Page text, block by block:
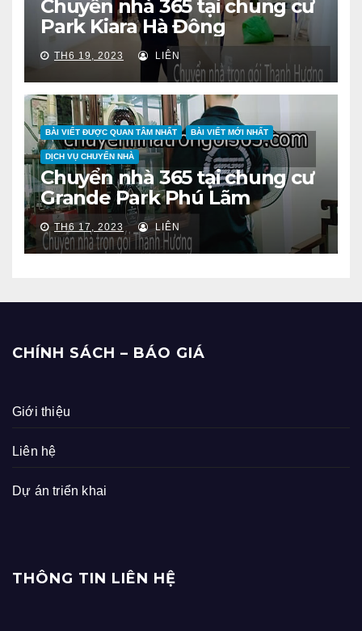
Chuyển nhà 365 tại chung cư
Park Kiara Hà Đông
TH6 19, 2023 LIÊN
BÀI VIẾT ĐƯỢC QUAN TÂM NHẤT BÀI VIẾT MỚI NHẤT
DỊCH VỤ CHUYỂN NHÀ
Chuyển nhà 365 tại chung cư
Grande Park Phú Lãm
TH6 17, 2023 LIÊN
CHÍNH SÁCH – BÁO GIÁ
Giới thiệu
Liên hệ
Dự án triển khai
THÔNG TIN LIÊN HỆ